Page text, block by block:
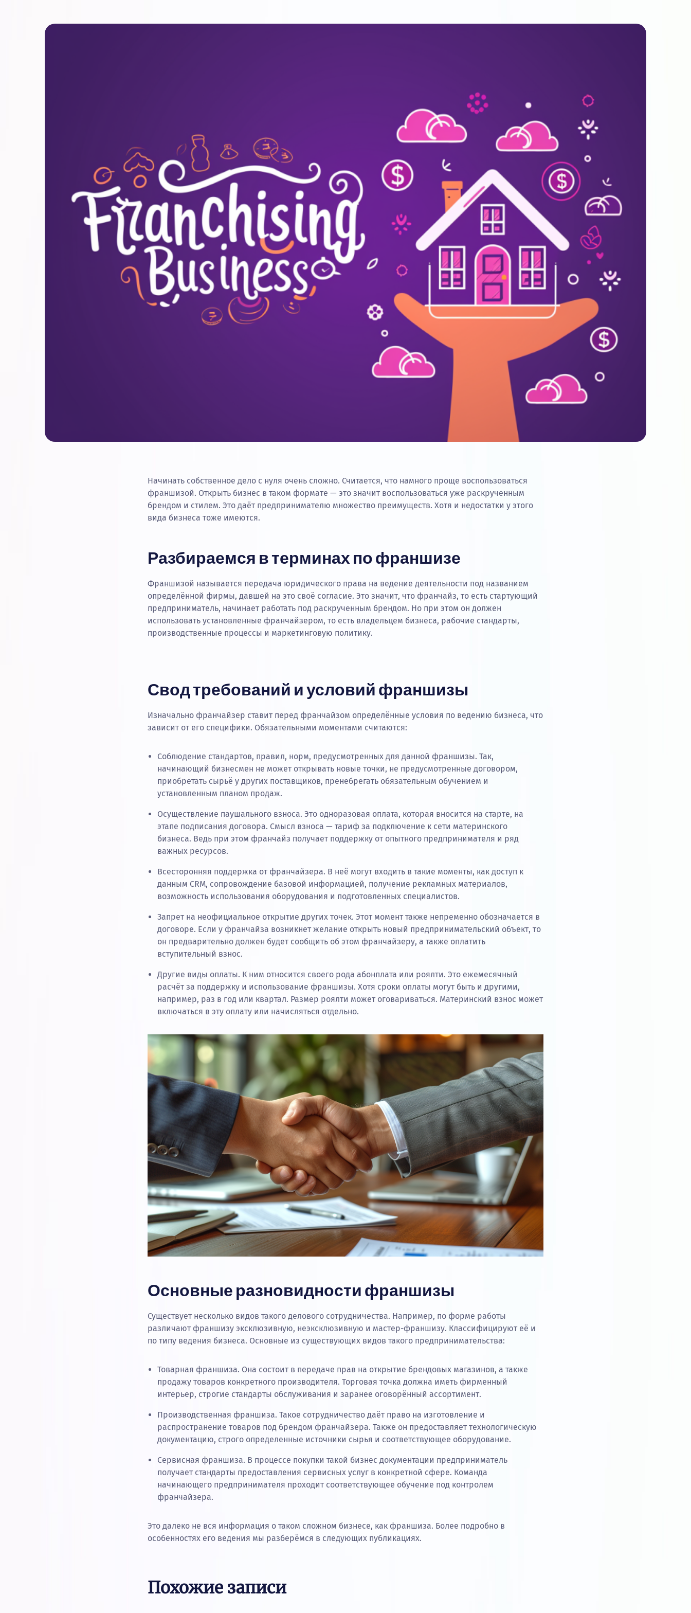
Начинать собственное дело с нуля очень сложно. Считается, что намного проще воспользоваться
франшизой. Открыть бизнес в таком формате — это значит воспользоваться уже раскрученным
брендом и стилем. Это даёт предпринимателю множество преимуществ. Хотя и недостатки у этого
вида бизнеса тоже имеются.
Разбираемся в терминах по франшизе
Франшизой называется передача юридического права на ведение деятельности под названием
определённой фирмы, давшей на это своё согласие. Это значит, что франчайз, то есть стартующий
предприниматель, начинает работать под раскрученным брендом. Но при этом он должен
использовать установленные франчайзером, то есть владельцем бизнеса, рабочие стандарты,
производственные процессы и маркетинговую политику.
Свод требований и условий франшизы
Изначально франчайзер ставит перед франчайзом определённые условия по ведению бизнеса, что
зависит от его специфики. Обязательными моментами считаются:
Соблюдение стандартов, правил, норм, предусмотренных для данной франшизы. Так,
начинающий бизнесмен не может открывать новые точки, не предусмотренные договором,
приобретать сырьё у других поставщиков, пренебрегать обязательным обучением и
установленным планом продаж.
Осуществление паушального взноса. Это одноразовая оплата, которая вносится на старте, на
этапе подписания договора. Смысл взноса — тариф за подключение к сети материнского
бизнеса. Ведь при этом франчайз получает поддержку от опытного предпринимателя и ряд
важных ресурсов.
Всесторонняя поддержка от франчайзера. В неё могут входить в такие моменты, как доступ к
данным CRM, сопровождение базовой информацией, получение рекламных материалов,
возможность использования оборудования и подготовленных специалистов.
Запрет на неофициальное открытие других точек. Этот момент также непременно обозначается в
договоре. Если у франчайза возникнет желание открыть новый предпринимательский объект, то
он предварительно должен будет сообщить об этом франчайзеру, а также оплатить
вступительный взнос.
Другие виды оплаты. К ним относится своего рода абонплата или роялти. Это ежемесячный
расчёт за поддержку и использование франшизы. Хотя сроки оплаты могут быть и другими,
например, раз в год или квартал. Размер роялти может оговариваться. Материнский взнос может
включаться в эту оплату или начисляться отдельно.
Основные разновидности франшизы
Существует несколько видов такого делового сотрудничества. Например, по форме работы
различают франшизу эксклюзивную, неэксклюзивную и мастер-франшизу. Классифицируют её и
по типу ведения бизнеса. Основные из существующих видов такого предпринимательства:
Товарная франшиза. Она состоит в передаче прав на открытие брендовых магазинов, а также
продажу товаров конкретного производителя. Торговая точка должна иметь фирменный
интерьер, строгие стандарты обслуживания и заранее оговорённый ассортимент.
Производственная франшиза. Такое сотрудничество даёт право на изготовление и
распространение товаров под брендом франчайзера. Также он предоставляет технологическую
документацию, строго определенные источники сырья и соответствующее оборудование.
Сервисная франшиза. В процессе покупки такой бизнес документации предприниматель
получает стандарты предоставления сервисных услуг в конкретной сфере. Команда
начинающего предпринимателя проходит соответствующее обучение под контролем
франчайзера.
Это далеко не вся информация о таком сложном бизнесе, как франшиза. Более подробно в
особенностях его ведения мы разберёмся в следующих публикациях.
Похожие записи